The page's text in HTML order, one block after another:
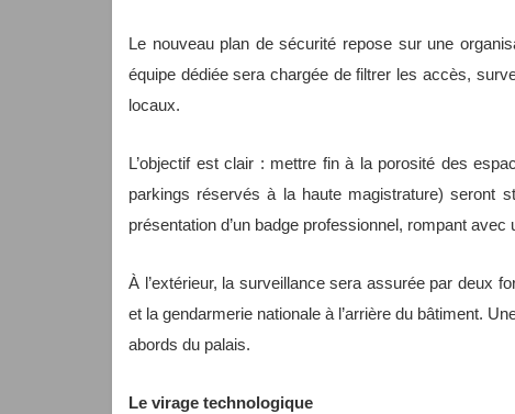
Le nouveau plan de sécurité repose sur une
équipe dédiée sera chargée de filtrer les accès,
locaux.
L’objectif est clair : mettre fin à la porosité des
parkings réservés à la haute magistrature) seront
présentation d’un badge professionnel, rompant
À l’extérieur, la surveillance sera assurée par deux
et la gendarmerie nationale à l’arrière du bâtiment.
abords du palais.
Le virage technologique